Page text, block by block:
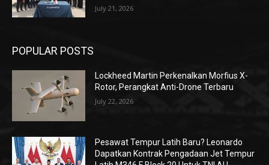
July 21, 2026
POPULAR POSTS
Lockheed Martin Perkenalkan Morfius X-
Rotor, Perangkat Anti-Drone Terbaru
July 22, 2026
Pesawat Tempur Latih Baru? Leonardo
Dapatkan Kontrak Pengadaan Jet Tempur